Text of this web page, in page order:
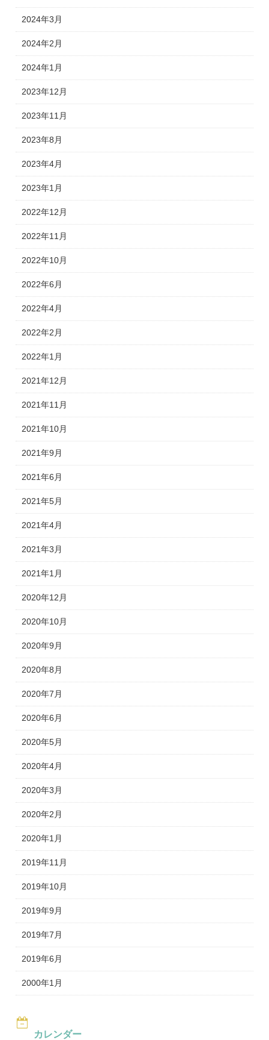
2024年3月
2024年2月
2024年1月
2023年12月
2023年11月
2023年8月
2023年4月
2023年1月
2022年12月
2022年11月
2022年10月
2022年6月
2022年4月
2022年2月
2022年1月
2021年12月
2021年11月
2021年10月
2021年9月
2021年6月
2021年5月
2021年4月
2021年3月
2021年1月
2020年12月
2020年10月
2020年9月
2020年8月
2020年7月
2020年6月
2020年5月
2020年4月
2020年3月
2020年2月
2020年1月
2019年11月
2019年10月
2019年9月
2019年7月
2019年6月
2000年1月
カレンダー